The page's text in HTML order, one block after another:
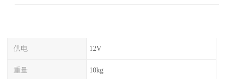
供电 12V
重量 10kg